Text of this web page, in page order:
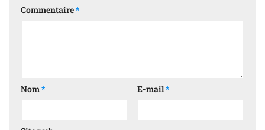
Commentaire*
Nom* E-mail*